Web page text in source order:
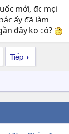
mới, đc mọi
ấy đã làm
đây ko có?
Tiếp